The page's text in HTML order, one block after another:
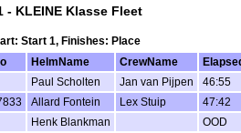
- KLEINE Klasse Fleet
Start 1, Finishes: Place
HelmName CrewName
Paul Scholten Jan van Pijpen 46:55
Allard Fontein Lex Stuip 47:42
Henk Blankman OOD